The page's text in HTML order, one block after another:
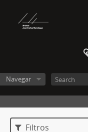
Navegar
Filtros